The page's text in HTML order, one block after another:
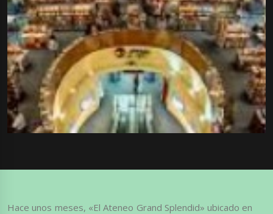
Hace unos meses, «El Ateneo Grand Splendid» ubicado en